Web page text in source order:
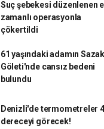
Suç şebekesi düzenlenen
zamanlı operasyonla
çökertildi
61 yaşındaki adamın Sazak
Göleti'nde cansız bedeni
bulundu
Denizli'de termometreler
dereceyi görecek!